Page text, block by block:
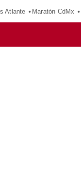
Atlante Maratón CdMx